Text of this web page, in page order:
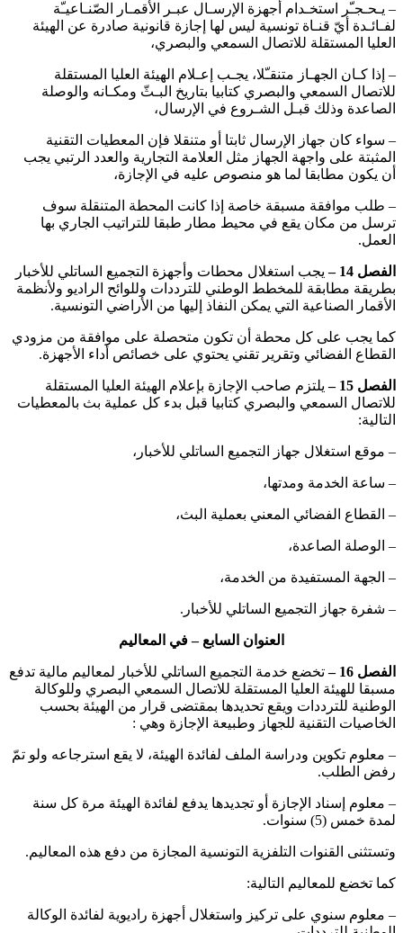
– يـحـجـّر استخـدام أجهزة الإرسـال عبـر الأقمـار الصّنـاعيـّة
لفـائـدة أيّ قنـاة تونسية ليس لها إجازة قانونية صادرة عن الهيئة
العليا المستقلة للاتصال السمعي والبصري،
– إذا كـان الجهـاز متنقـّلا، يجـب إعـلام الهيئة العليا المستقلة
للاتصال السمعي والبصري كتابيا بتاريخ البـثّ ومكـانه والوصلة
الصاعدة وذلك قبـل الشـروع في الإرسال،
– سواء كان جهاز الإرسال ثابتا أو متنقلا فإن المعطيات التقنية
المثبتة على واجهة الجهاز مثل العلامة التجارية والعدد الرتبي يجب
أن يكون مطابقا لما هو منصوص عليه في الإجازة،
– طلب موافقة مسبقة خاصة إذا كانت المحطة المتنقلة سوف
ترسل من مكان يقع في محيط مطار طبقا للتراتيب الجاري بها
العمل.
الفصل 14 –
يجب استغلال محطات وأجهزة التجميع الساتلي للأخبار
بطريقة مطابقة للمخطط الوطني للترددات وللوائح الراديو ولأنظمة
الأقمار الصناعية التي يمكن النفاذ إليها من الأراضي التونسية.
كما يجب على كل محطة أن تكون متحصلة على موافقة من مزودي
القطاع الفضائي وتقرير تقني يحتوي على خصائص أداء الأجهزة.
الفصل 15 –
يلتزم صاحب الإجازة بإعلام الهيئة العليا المستقلة
للاتصال السمعي والبصري كتابيا قبل بدء كل عملية بث بالمعطيات
التالية:
– موقع استغلال جهاز التجميع الساتلي للأخبار،
– ساعة الخدمة ومدتها،
– القطاع الفضائي المعني بعملية البث،
– الوصلة الصاعدة،
– الجهة المستفيدة من الخدمة،
– شفرة جهاز التجميع الساتلي للأخبار.
العنوان السابع – في المعاليم
الفصل 16 –
تخضع خدمة التجميع الساتلي للأخبار لمعاليم مالية تدفع
مسبقا للهيئة العليا المستقلة للاتصال السمعي البصري وللوكالة
الوطنية للترددات ويقع تحديدها بمقتضى قرار من الهيئة بحسب
الخاصيات التقنية للجهاز وطبيعة الإجازة وهي :
– معلوم تكوين ودراسة الملف لفائدة الهيئة، لا يقع استرجاعه ولو تمّ
رفض الطلب.
– معلوم إسناد الإجازة أو تجديدها يدفع لفائدة الهيئة مرة كل سنة
لمدة خمس (5) سنوات.
وتستثنى القنوات التلفزية التونسية المجازة من دفع هذه المعاليم.
كما تخضع للمعاليم التالية:
– معلوم سنوي على تركيز واستغلال أجهزة راديوية لفائدة الوكالة